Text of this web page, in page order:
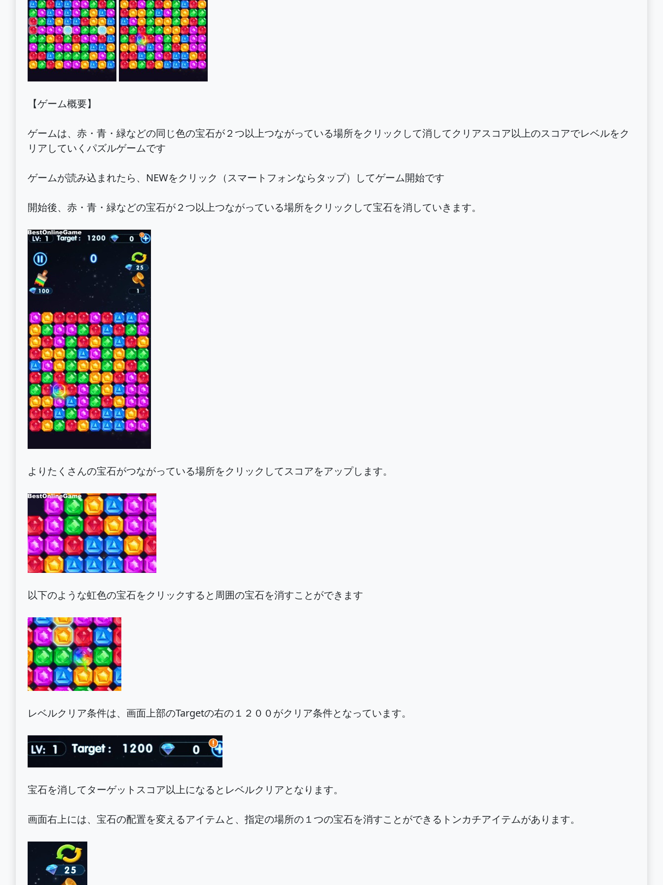
【ゲーム概要】
ゲームは、赤・青・緑などの同じ色の宝石が２つ以上つながっている場所をクリックして消してクリアスコア以上のスコアでレベルをク
リアしていくパズルゲームです
ゲームが読み込まれたら、NEWをクリック（スマートフォンならタップ）してゲーム開始です
開始後、赤・青・緑などの宝石が２つ以上つながっている場所をクリックして宝石を消していきます。
よりたくさんの宝石がつながっている場所をクリックしてスコアをアップします。
以下のような虹色の宝石をクリックすると周囲の宝石を消すことができます
レベルクリア条件は、画面上部のTargetの右の１２００がクリア条件となっています。
宝石を消してターゲットスコア以上になるとレベルクリアとなります。
画面右上には、宝石の配置を変えるアイテムと、指定の場所の１つの宝石を消すことができるトンカチアイテムがあります。